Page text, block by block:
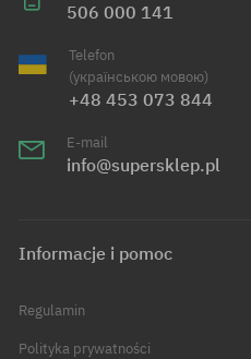
506 000 141
Telefon
(українською мовою)
+48 453 073 844
E-mail
info@supersklep.pl
Informacje i pomoc
Regulamin
Polityka prywatności